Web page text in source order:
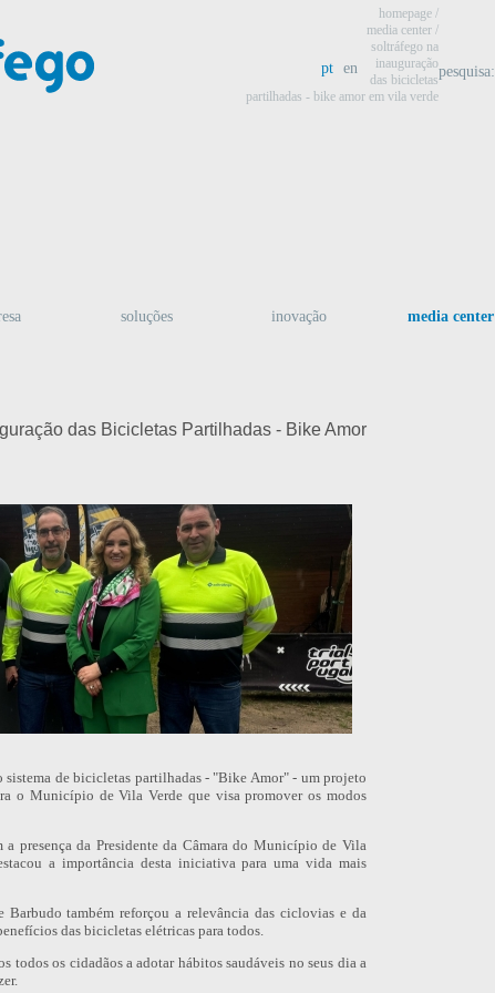
pesquisa:
pt en
soluções inovação media center
homepage /
media center /
soltráfego na
inauguração
das bicicletas
partilhadas - bike amor em vila verde
das Bicicletas Partilhadas - Bike Amor
sistema de bicicletas partilhadas - "Bike Amor" - um projeto
o Município de Vila Verde que visa promover os modos
presença da Presidente da Câmara do Município de Vila
a importância desta iniciativa para uma vida mais
Barbudo também reforçou a relevância das ciclovias e da
das bicicletas elétricas para todos.
todos os cidadãos a adotar hábitos saudáveis no seus dia a